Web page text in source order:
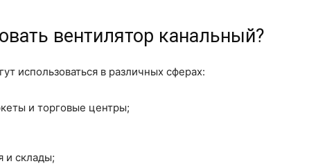
вентилятор канальный?
использоваться в различных сферах:
и торговые центры;
и склады;